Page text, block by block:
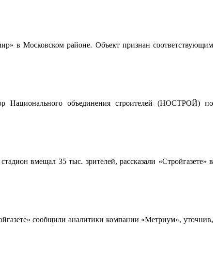
в Московском районе. Объект признан соответствующим
Национального объединения строителей (НОСТРОЙ) по
вмещал 35 тыс. зрителей, рассказали «Стройгазете» в
сообщили аналитики компании «Метриум», уточнив,